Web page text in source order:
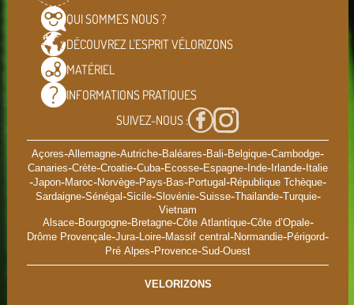
QUI SOMMES NOUS ?
DÉCOUVREZ L'ESPRITVÉLORIZONS
MATÉRIEL
INFORMATIONS PRATIQUES
SUIVEZ-NOUS :
Açores-Allemagne-Autriche-Baléares-Bali-Belgique-Cambodge-
Canaries-Crète-Croatie-Cuba-Ecosse-Espagne- Inde- Irlande- Italie
-Japon-Maroc-Norvège-Pays-Bas-Portugal-République Tchèque-
Sardaigne-Sénégal-Sicile-Slovénie-Suisse-Thailande-Turquie-
Vietnam
Alsace-Bourgogne-Bretagne-Côte Atlantique-Côte d’Opale-
Drôme Provençale-Jura-Loire-Massif central-Normandie-Périgord-
Pré Alpes-Provence-Sud-Ouest
VELORIZONS